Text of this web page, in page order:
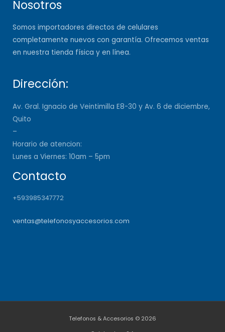
Nosotros
Somos importadores directos de celulares
completamente nuevos con garantía. Ofrecemos ventas
en nuestra tienda física y en línea.
Dirección:
Av. Gral. Ignacio de Veintimilla E8-30 y Av. 6 de diciembre,
Quito
–
Horario de atencion:
Lunes a Viernes: 10am – 5pm
Contacto
+593985347772
ventas@telefonosyaccesorios.com
Telefonos & Accesorios © 2026